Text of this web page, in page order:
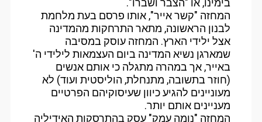
המחזה "קשר אייר", אותו פרסם בעת מלחמת
לבנון הראשונה, מתאר התרחקות מהמדינה
אצל ילידי הארץ. המחזה עוסק במסיבה
שמארגן נשיא המדינה ביום העצמאות לילידי ה'
באייר, אך במהרה מתגלה כי אותם אנשים
(חוזר בתשובה, מתנחלת, הוליסטית ועוד) לא
מעוניינים להגיע כיוון שעיסוקיהם הפרטיים
מעניינים אותם יותר.
המחזה "נומה עמק" עסק בהתרסקות האידיליה